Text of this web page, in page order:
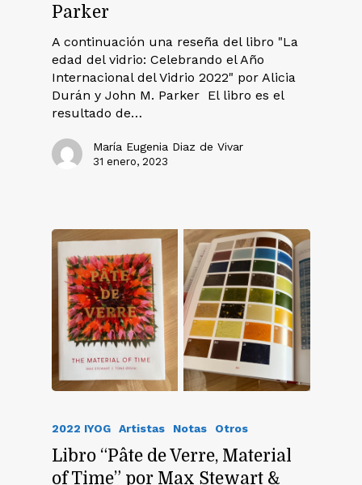
Parker
A continuación una reseña del libro "La
edad del vidrio: Celebrando el Año
Internacional del Vidrio 2022" por Alicia
Durán y John M. Parker El libro es el
resultado de…
María Eugenia Diaz de Vivar
31 enero, 2023
2022 IYOG Artistas Notas Otros
Libro “Pâte de Verre, Material
of Time” por Max Stewart &